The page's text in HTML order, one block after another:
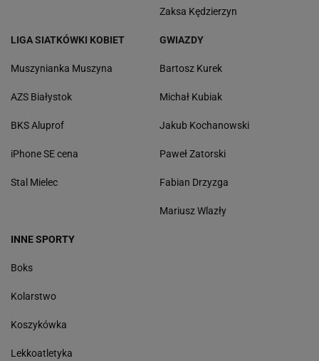
Zaksa Kędzierzyn
LIGA SIATKÓWKI KOBIET
Muszynianka Muszyna
AZS Białystok
BKS Aluprof
iPhone SE cena
Stal Mielec
GWIAZDY
Bartosz Kurek
Michał Kubiak
Jakub Kochanowski
Paweł Zatorski
Fabian Drzyzga
Mariusz Wlazły
INNE SPORTY
Boks
Kolarstwo
Koszykówka
Lekkoatletyka